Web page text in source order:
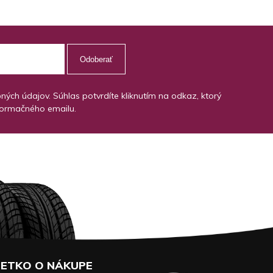
Odoberať
údajov. Súhlas potvrdíte kliknutím na odkaz, ktorý
emailu.
O NÁKUPE